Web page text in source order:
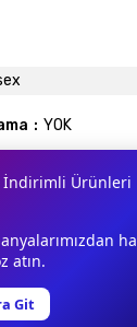
YOK
MİNERAL
İndirimli Ürünleri
atın.
Git